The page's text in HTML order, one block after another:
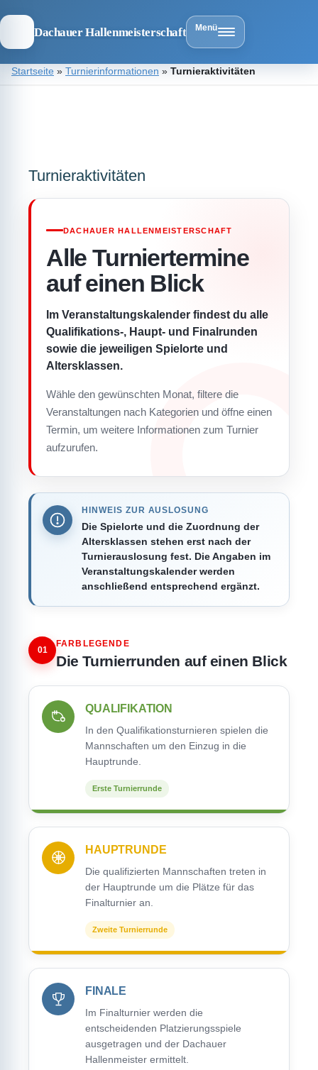
Dachauer Hallenmeisterschaft Menü
ZumStartseite » Turnierinformationen » Turnieraktivitäten
Turnieraktivitäten
DACHAUER HALLENMEISTERSCHAFT
Alle Turniertermine
auf einen Blick
Im Veranstaltungskalender findest du alle
Qualifikations-, Haupt- und Finalrunden
sowie die jeweiligen Spielorte und
Altersklassen.
Wähle den gewünschten Monat, filtere die
Veranstaltungen nach Kategorien und öffne einen
Termin, um weitere Informationen zum Turnier
aufzurufen.
HINWEIS ZUR AUSLOSUNG
Die Spielorte und die Zuordnung der
Altersklassen stehen erst nach der
Turnierauslosung fest. Die Angaben im
Veranstaltungskalender werden
anschließend entsprechend ergänzt.
01
FARBLEGENDE
Die Turnierrunden auf einen Blick
QUALIFIKATION
In den Qualifikationsturnieren spielen die
Mannschaften um den Einzug in die
Hauptrunde.
Erste Turnierrunde
HAUPTRUNDE
Die qualifizierten Mannschaften treten in
der Hauptrunde um die Plätze für das
Finalturnier an.
Zweite Turnierrunde
FINALE
Im Finalturnier werden die
entscheidenden Platzierungsspiele
ausgetragen und der Dachauer
Hallenmeister ermittelt.